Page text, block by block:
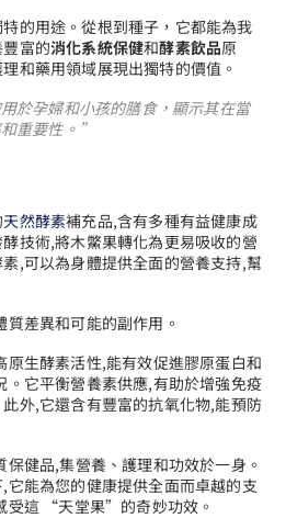
的用途。從根到種子，它都能為我
富的消化系統保健和酵素飲品原
和藥用領域展現出獨特的價值。
於孕婦和小孩的膳食，顯示其在當
重要性。”
天然酵素補充品,含有多種有益健康成
技術,將木鱉果轉化為更易吸收的營
,可以為身體提供全面的營養支持,幫
差異和可能的副作用。
生酵素活性,能有效促進膠原蛋白和
。它平衡營養素供應,有助於增強免疫
外,它還含有豐富的抗氧化物,能預防
健品,集營養、護理和功效於一身。
能為您的健康提供全面而卓越的支
受這 “天堂果”的奇妙功效。